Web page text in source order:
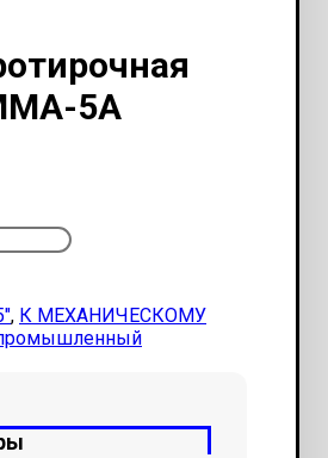
5А
, К МЕХАНИЧЕСКОМУ